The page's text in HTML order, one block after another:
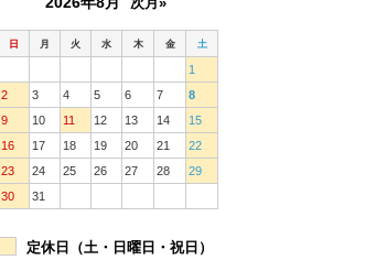
日 月 火 水 木 金 土
1
2
3 4 5 6 7
8
9
10 11 12 13 14
15
16
17 18 19 20 21
22
23
24 25 26 27 28
29
30
31
定休日（土・日曜日・祝日）